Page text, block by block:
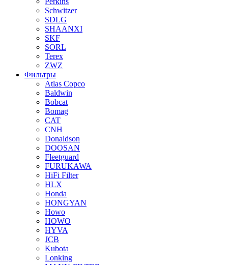
Schwitzer
SDLG
SHAANXI
SKF
SORL
Terex
ZWZ
Фильтры
Atlas Copco
Baldwin
Bobcat
Bomag
CAT
CNH
Donaldson
DOOSAN
Fleetguard
FURUKAWA
HiFi Filter
HLX
Honda
HONGYAN
Howo
HOWO
HYVA
JCB
Kubota
Lonking